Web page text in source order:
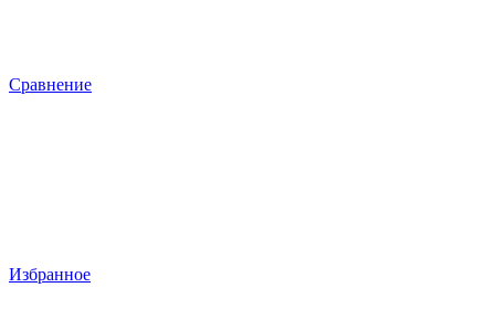
Сравнение
Избранное